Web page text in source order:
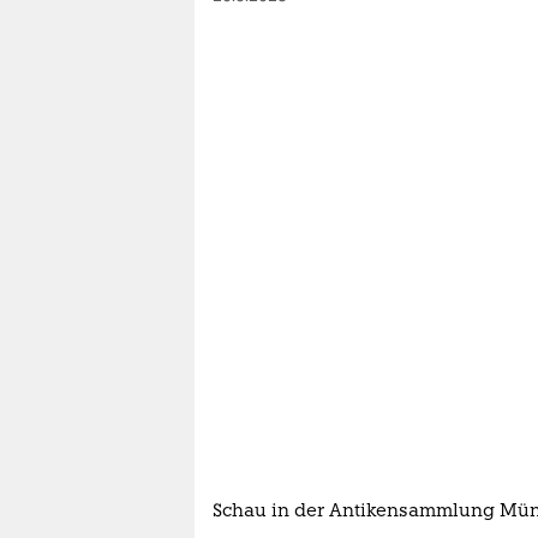
Schau in der Antikensammlung